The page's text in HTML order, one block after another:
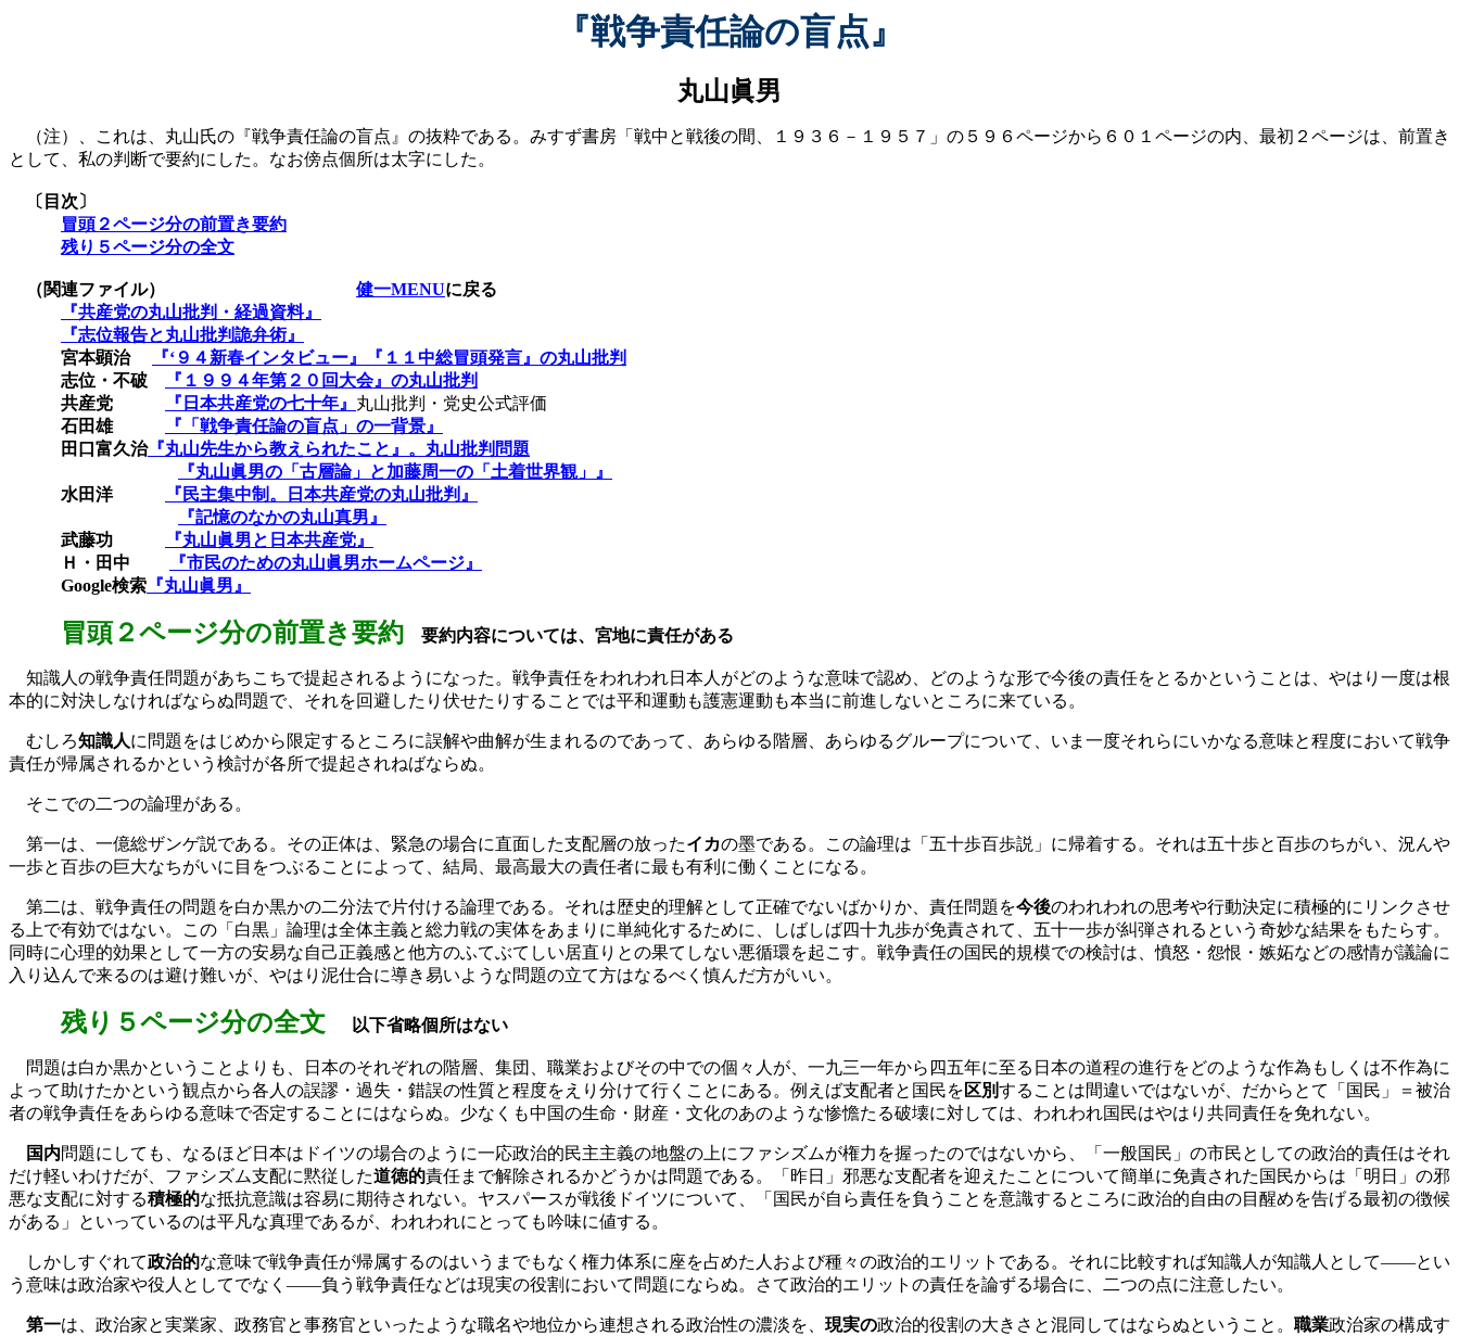
『戦争責任論の盲点』
丸山眞男
（注）、これは、丸山氏の『戦争責任論の盲点』の抜粋である。みすず書房「戦中と戦後の間、１９３６－１９５７」の５９６ページから６０１ページの内、最初２ページは、前置き
として、私の判断で要約にした。なお傍点個所は太字にした。
〔目次〕
冒頭２ページ分の前置き要約
残り５ページ分の全文
（関連ファイル） 健一MENUに戻る
『共産党の丸山批判・経過資料』
『志位報告と丸山批判詭弁術』
宮本顕治
『‘９４新春インタビュー』『１１中総冒頭発言』の丸山批判
志位・不破
『１９９４年第２０回大会』の丸山批判
共産党
『日本共産党の七十年』 丸山批判・党史公式評価
石田雄
『「戦争責任論の盲点」の一背景』
田口富久治『丸山先生から教えられたこと』。丸山批判問題
『丸山眞男の「古層論」と加藤周一の「 土着世界観」』
水田洋
『民主集中制。日本共産党の丸山批判』
『記憶のなかの丸山真男』
武藤功
『丸山眞男と日本共産党』
Ｈ・田中
『市民のための丸山眞男ホームページ』
Google検索 『丸山眞男』
冒頭２ページ分の前置き要約 要約内容については、宮地に責任がある
知識人の戦争責任問題があちこちで提起されるようになった。戦争責任をわれわれ日本人がどのような意味で認め、どのような形で今後の責任をとるかということは、やはり一度は根
本的に対決しなければならぬ問題で、それを回避したり伏せたりすることでは平和運動も護憲運動も本当に前進しないところに来ている。
むしろ知識人に問題をはじめから限定するところに誤解や曲解が生まれるのであって、あらゆる階層、あらゆるグループについて、いま一度それらにいかなる意味と程度において戦争
責任が帰属されるかという検討が各所で提起されねばならぬ。
そこでの二つの論理がある。
第一は、一億総ザンゲ説である。その正体は、緊急の場合に直面した支配層の放ったイカの墨である。この論理は「五十歩百歩説」に帰着する。それは五十歩と百歩のちがい、況んや
一歩と百歩の巨大なちがいに目をつぶることによって、結局、最高最大の責任者に最も有利に働くことになる。
第二は、戦争責任の問題を白か黒かの二分法で片付ける論理である。それは歴史的理解として正確でないばかりか、責任問題を今後のわれわれの思考や行動決定に積極的にリンクさせ
る上で有効ではない。この「白黒」論理は全体主義と総力戦の実体をあまりに単純化するために、しばしば四十九歩が免責されて、五十一歩が糾弾されるという奇妙な結果をもたらす。
同時に心理的効果として一方の安易な自己正義感と他方のふてぶてしい居直りとの果てしない悪循環を起こす。戦争責任の国民的規模での検討は、憤怒・怨恨・嫉妬などの感情が議論に
入り込んで来るのは避け難いが、やはり泥仕合に導き易いような問題の立て方はなるべく慎んだ方がいい。
残り５ページ分の全文 以下省略個所はない
問題は白か黒かということよりも、日本のそれぞれの階層、集団、職業およびその中での個々人が、一九三一年から四五年に至る日本の道程の進行をどのような作為もしくは不作為に
よって助けたかという観点から各人の誤謬・過失・錯誤の性質と程度をえり分けて行くことにある。例えば支配者と国民を 区別することは間違いではないが、だからとて「国民」＝被治
者の戦争責任をあらゆる意味で否定することにはならぬ。少なくも中国の生命・財産・文化のあのような惨憺たる破壊に対しては、われわれ国民はやはり共同責任を免れない。
国内問題にしても、なるほど日本はドイツの場合のように一応政治的民主主義の地盤の上にファシズムが権力を握ったのではないから、「一般国民」の市民としての政治的責任はそれ
だけ軽いわけだが、ファシズム支配に黙従した道徳的責任まで解除されるかどうかは問題である。「昨日」邪悪な支配者を迎えたことについて簡単に免責された国民からは「明日」の邪
悪な支配に対する積極的な抵抗意識は容易に期待されない。ヤスパースが戦後ドイツについて、「国民が自ら責任を負うことを意識するところに政治的自由の目醒めを告げる最初の徴候
がある」といっているのは平凡な真理であるが、われわれにとっても吟味に値する。
しかしすぐれて政治的な意味で戦争責任が帰属するのはいうまでもなく権力体系に座を占めた人および種々の政治的エリットである。それに比較すれば知識人が知識人として――とい
う意味は政治家や役人としてでなく――負う戦争責任などは現実の役割において問題にならぬ。さて政治的エリットの責任を論ずる場合に、二つの点に注意したい。
第一は、政治家と実業家、政務官と事務官といったような職名や地位から連想される政治性の濃淡を、 現実の政治的役割の大きさと混同してはならぬということ。 職業政治家の構成す